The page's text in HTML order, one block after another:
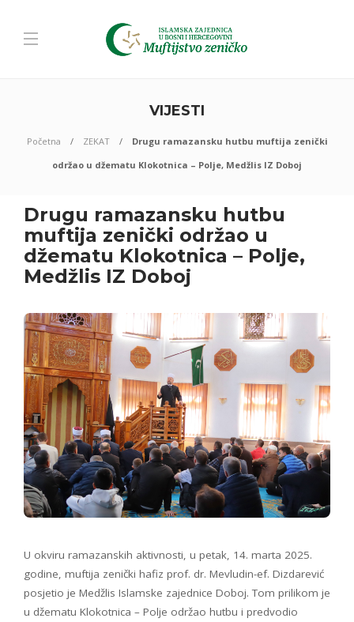
VIJESTI
Početna ZEKAT
Drugu ramazansku hutbu muftija zenički
održao u džematu Klokotnica – Polje, Medžlis IZ Doboj
Drugu ramazansku hutbu
muftija zenički održao u
džematu Klokotnica – Polje,
Medžlis IZ Doboj
U okviru ramazanskih aktivnosti, u petak, 14. marta 2025.
godine, muftija zenički hafiz prof. dr. Mevludin-ef. Dizdarević
posjetio je Medžlis Islamske zajednice Doboj. Tom prilikom je
u džematu Klokotnica – Polje održao hutbu i predvodio